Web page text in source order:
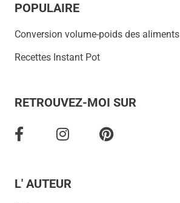
POPULAIRE
Conversion volume-poids des aliments
Recettes Instant Pot
RETROUVEZ-MOI SUR
L' AUTEUR